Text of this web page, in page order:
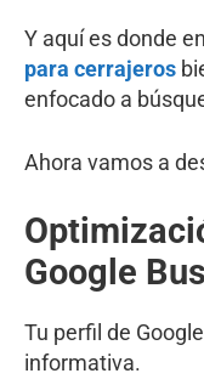
Y aquí es donde
para cerrajeros
enfocado a
Ahora vamos a
Google
Tu perfil de
informativa.